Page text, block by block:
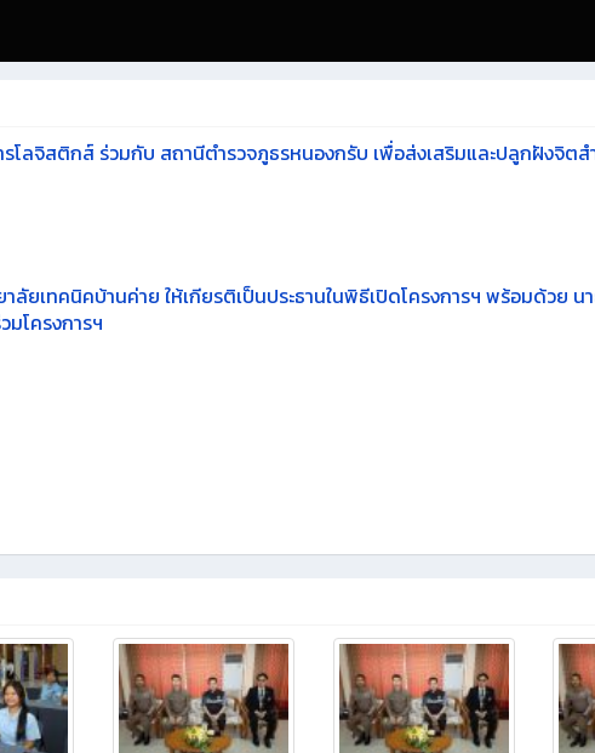
โลจิสติกส์ ร่วมกับ สถานีตำรวจภูธรหนองกรับ เพื่อส่งเสริมและปลูกฝังจิต
ยเทคนิคบ้านค่าย ให้เกียรติเป็นประธานในพิธีเปิดโครงการฯ พร้อมด้วย น
โครงการฯ